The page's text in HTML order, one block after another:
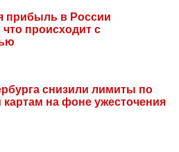
прибыль в России
происходит с
снизили лимиты по
на фоне ужесточения